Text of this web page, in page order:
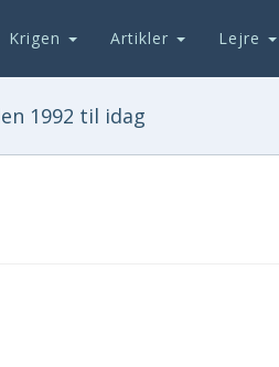
Krigen Artikler Lejre
1992 til idag